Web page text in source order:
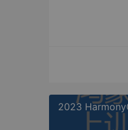
2023